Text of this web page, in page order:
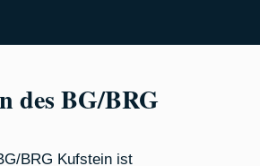
des BG/BRG
BRG Kufstein ist